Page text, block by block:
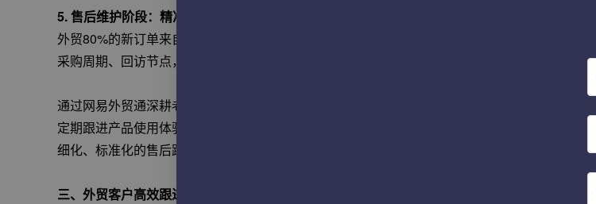
5. 售后维护阶段：精准回访，挖掘复购与转介绍资源
外贸80%的新订单来自老客复购与转介绍，订单交付并非跟进终点，长效客情维护才是长期盈利
采购周期、回访节点，极易遗漏优质复购机会。
通过网易外贸通深耕老客价值：网易外贸通可根据客户历史采购频次、采购周期、合作品类，智
定期跟进产品使用体验、后续采购计划。系统自动分析客户采购规律，提前预判复购需求，主动
细化、标准化的售后跟进，快速撬动老客复购与客户转介绍，低成本获取优质新客源。
三、外贸客户高效跟进核心技巧